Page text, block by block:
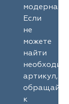
модерна.
Если
не
можете
найти
артикул,
к